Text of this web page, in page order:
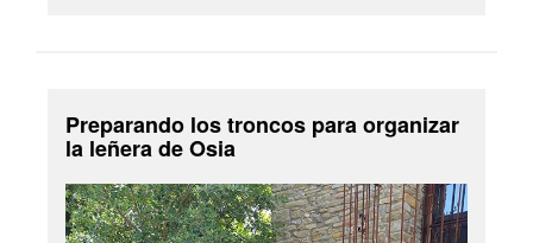
Preparando los troncos para organizar
la leñera de Osia